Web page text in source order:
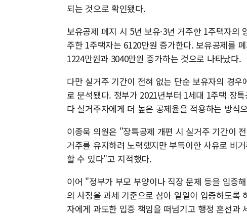
되는 것으로 확인됐다.
보유공제 폐지 시 5년 보유·3년 거주한 1주택자의
주한 1주택자는 6120만원 증가한다. 보유공제를
1224만원과 3040만원 증가하는 것으로 나타났다.
다만 실거주 기간이 전혀 없는 단순 보유자의 경
로 분석됐다. 정부가 2021년부터 1세대 1주택 장
다 실거주자에게 더 높은 공제율을 적용하는 방
이종욱 의원은 "장특공제 개편 시 실거주 기간이
거주를 유지하려 노력했지만 부득이한 사유로 비
할 수 있다"고 지적했다.
이어 "정부가 부모 부양이나 직장 문제 등을 입증
의 사정을 과세 기준으로 삼아 일일이 입증하도
자에게 과도한 입증 책임을 떠넘기고 행정 혼선